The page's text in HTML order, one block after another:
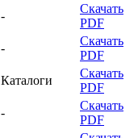
-
Скачать
PDF
-
Скачать
PDF
Каталоги
Скачать
PDF
-
Скачать
PDF